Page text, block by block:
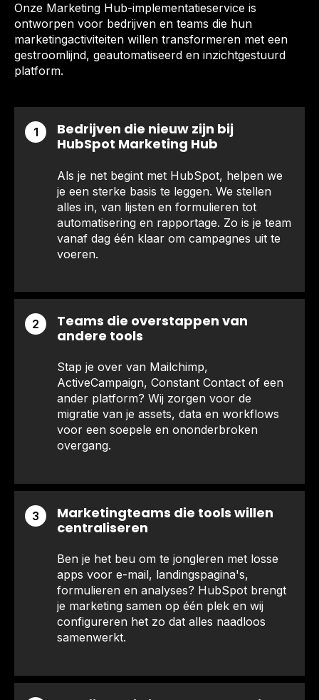
Onze Marketing Hub-implementatieservice is
ontworpen voor bedrijven en teams die hun
marketingactiviteiten willen transformeren met een
gestroomlijnd, geautomatiseerd en inzichtgestuurd
platform.
1
Bedrijven die nieuw zijn bij
HubSpot Marketing Hub
Als je net begint met HubSpot, helpen we
je een sterke basis te leggen. We stellen
alles in, van lijsten en formulieren tot
automatisering en rapportage. Zo is je team
vanaf dag één klaar om campagnes uit te
voeren.
2
Teams die overstappen van
andere tools
Stap je over van Mailchimp,
ActiveCampaign, Constant Contact of een
ander platform? Wij zorgen voor de
migratie van je assets, data en workflows
voor een soepele en ononderbroken
overgang.
3
Marketingteams die tools willen
centraliseren
Ben je het beu om te jongleren met losse
apps voor e-mail, landingspagina's,
formulieren en analyses? HubSpot brengt
je marketing samen op één plek en wij
configureren het zo dat alles naadloos
samenwerkt.